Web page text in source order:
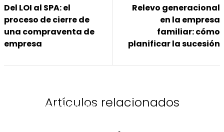
Del LOI al SPA: el
proceso de cierre de
una compraventa de
empresa
Relevo generacional
en la empresa
familiar: cómo
planificar la sucesión
Artículos relacionados
M&A y Compraventa